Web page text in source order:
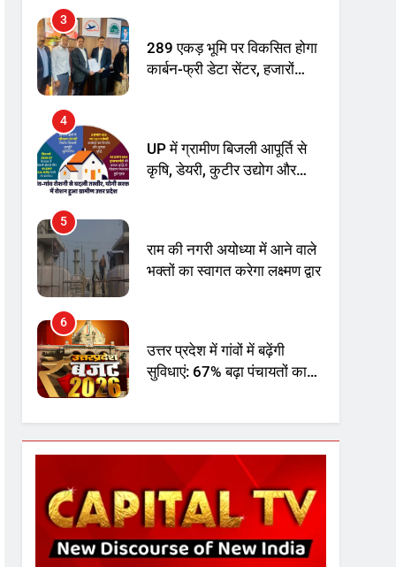
3
289 एकड़ भूमि पर विकसित होगा
कार्बन-फ्री डेटा सेंटर, हजारों
4
UP में ग्रामीण बिजली आपूर्ति से
कृषि, डेयरी, कुटीर उद्योग और
5
राम की नगरी अयोध्या में आने वाले
भक्तों का स्वागत करेगा लक्ष्मण द्वार
6
उत्तर प्रदेश में गांवों में बढ़ेंगी
सुविधाएं: 67% बढ़ा पंचायतों का
7
गाजा युद्धविराम को लेकर बड़ी खबरें
8
चुनाव से पहले लालू परिवार पर बड़ा